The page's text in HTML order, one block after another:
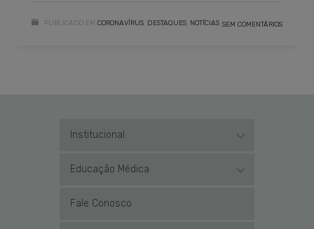
PUBLICADO EM CORONAVÍRUS DESTAQUES NOTÍCIAS SEM COMENTÁRIOS
Institucional
Educação Médica
Fale Conosco